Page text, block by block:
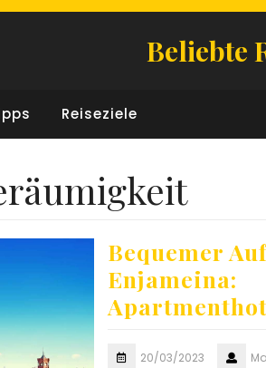
Beliebte
Reiseziele
Bequemer
Enjameina:
20/03/2023